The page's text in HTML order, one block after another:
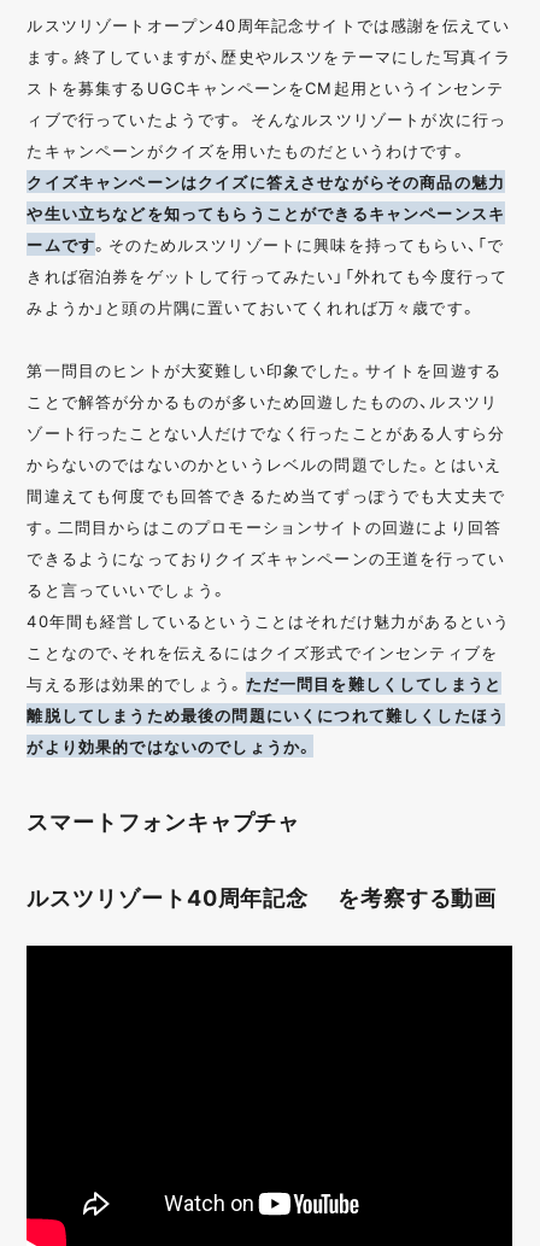
ルスツリゾートオープン40周年記念サイトでは感謝を伝えてい
ます。終了していますが、歴史やルスツをテーマにした写真イラ
ストを募集するUGCキャンペーンをCM起用というインセンテ
ィブで行っていたようです。 そんなルスツリゾートが次に行っ
たキャンペーンがクイズを用いたものだというわけです。
クイズキャンペーンはクイズに答えさせながらその商品の魅力
や生い立ちなどを知ってもらうことができるキャンペーンスキ
ームです。そのためルスツリゾートに興味を持ってもらい、「で
きれば宿泊券をゲットして行ってみたい」「外れても今度行って
みようか」と頭の片隅に置いておいてくれれば万々歳です。
第一問目のヒントが大変難しい印象でした。サイトを回遊する
ことで解答が分かるものが多いため回遊したものの、ルスツリ
ゾート行ったことない人だけでなく行ったことがある人すら分
からないのではないのかというレベルの問題でした。とはいえ
間違えても何度でも回答できるため当てずっぽうでも大丈夫で
す。二問目からはこのプロモーションサイトの回遊により回答
できるようになっておりクイズキャンペーンの王道を行ってい
ると言っていいでしょう。
40年間も経営しているということはそれだけ魅力があるという
ことなので、それを伝えるにはクイズ形式でインセンティブを
与える形は効果的でしょう。 ただ一問目を難しくしてしまうと
離脱してしまうため最後の問題にいくにつれて難しくしたほう
がより効果的ではないのでしょうか。
スマートフォンキャプチャ
ルスツリゾート40周年記念 を考察する動画